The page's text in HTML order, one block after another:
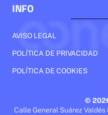
INFO
AVISO LEGAL
POLÍTICA DE PRIVACIDAD
POLÍTICA DE COOKIES
©
Calle General Suárez Valdés